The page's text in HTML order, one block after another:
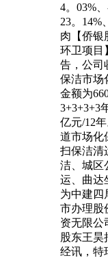
4。03%
23。14%
肉【侨银
环卫项目
告，公司
保洁市场
金额为
3+3+3+3
亿元/12
道市场化
扫保洁清
洁、城区
运、曲达
为中建四
市办理股
资无限公
股东王昊
经讯，特